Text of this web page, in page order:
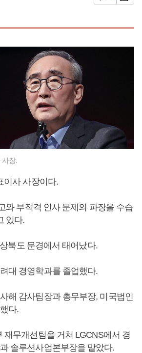
사장.
이사 사장이다.
와 부적격 인사 문제의 파장을 수습
있다.
북도 문경에서 태어났다.
대 경영학과를 졸업했다.
해 감사팀장과 총무부장, 미국법인
다.
재무개선팀을 거쳐 LGCNS에서 경
솔루션사업본부장을 맡았다.